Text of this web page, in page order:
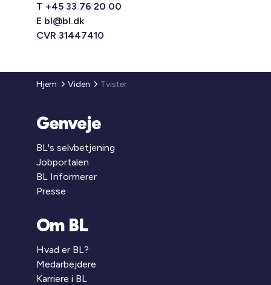
T +45 33 76 20 00
E bl@bl.dk
CVR 31447410
Hjem Viden Tvister
Genveje
BL's selvbetjening
Jobportalen
BL Informerer
Presse
Om BL
Hvad er BL?
Medarbejdere
Karriere i BL